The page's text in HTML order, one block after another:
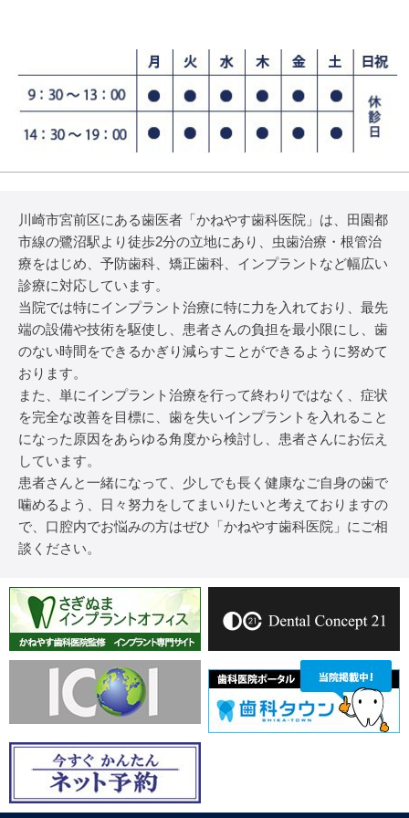
川崎市宮前区にある歯医者「かねやす歯科医院」は、田園都
市線の鷺沼駅より徒歩2分の立地にあり、虫歯治療・根管治
療をはじめ、予防歯科、矯正歯科、インプラントなど幅広い
診療に対応しています。
当院では特にインプラント治療に特に力を入れており、最先
端の設備や技術を駆使し、患者さんの負担を最小限にし、歯
のない時間をできるかぎり減らすことができるように努めて
おります。
また、単にインプラント治療を行って終わりではなく、症状
を完全な改善を目標に、歯を失いインプラントを入れること
になった原因をあらゆる角度から検討し、患者さんにお伝え
しています。
患者さんと一緒になって、少しでも長く健康なご自身の歯で
噛めるよう、日々努力をしてまいりたいと考えておりますの
で、口腔内でお悩みの方はぜひ「かねやす歯科医院」にご相
談ください。